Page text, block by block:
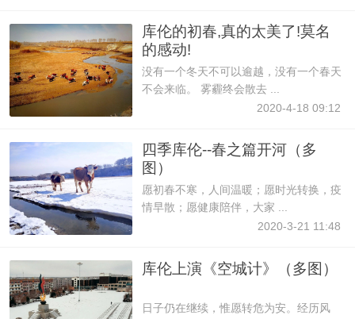
库伦的初春,真的太美了!莫名
的感动!
没有一个冬天不可以逾越，没有一个春天
不会来临。 雾霾终会散去 ...
2020-4-18 09:12
四季库伦--春之篇开河（多
图）
愿初春不寒，人间温暖；愿时光转换，疫
情早散；愿健康陪伴，大家 ...
2020-3-21 11:48
库伦上演《空城计》（多图）
日子仍在继续，惟愿转危为安。经历风